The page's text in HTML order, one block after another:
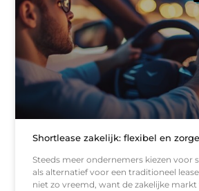
Shortlease zakelijk: flexibel en
Steeds meer ondernemers kiezen voor
als alternatief voor een traditioneel
niet zo vreemd, want de zakelijke